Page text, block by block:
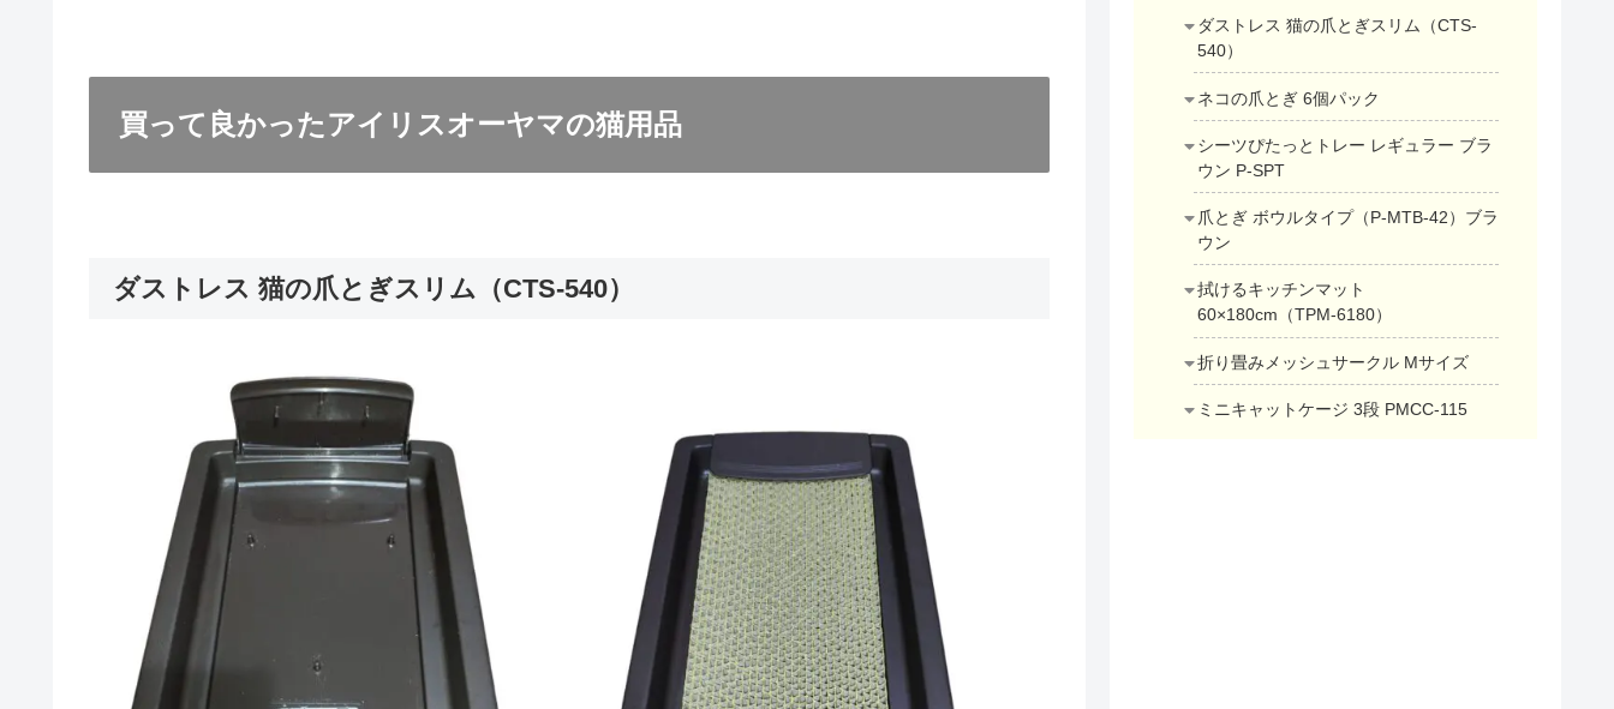
買って良かったアイリスオーヤマの猫用品
ダストレス 猫の爪とぎスリム（CTS-540）
ダストレス 猫の爪とぎスリム（CTS-
540）
ネコの爪とぎ 6個パック
シーツぴたっとトレー レギュラー ブラ
ウン P-SPT
爪とぎ ボウルタイプ（P-MTB-42）ブラ
ウン
拭けるキッチンマット
60×180cm（TPM-6180）
折り畳みメッシュサークル Mサイズ
ミニキャットケージ 3段 PMCC-115